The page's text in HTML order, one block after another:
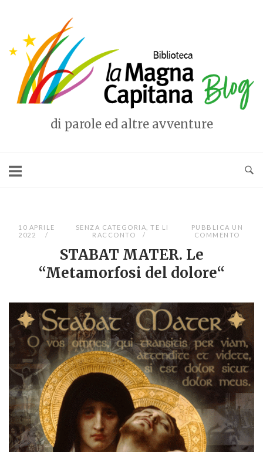
contenuto
di parole ed altre avventure
10 APRILE
2022
SENZA CATEGORIA ,TE LI
RACCONTO
PUBBLICA UN
COMMENTO
STABAT MATER. Le
“Metamorfosi del dolore“